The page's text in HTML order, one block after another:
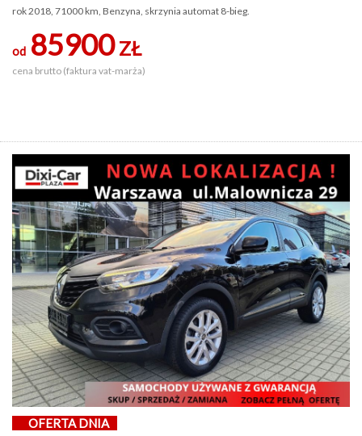
rok 2018, 71000 km, Benzyna, skrzynia automat 8-bieg.
od 85900ZŁ
cena brutto (faktura vat-marża)
OFERTA DNIA